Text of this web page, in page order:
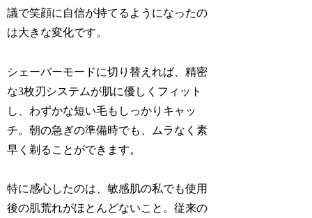
議で笑顔に自信が持てるようになったの
は大きな変化です。
シェーバーモードに切り替えれば、精密
な3枚刃システムが肌に優しくフィット
し、わずかな短い毛もしっかりキャッ
チ。朝の急ぎの準備時でも、ムラなく素
早く剃ることができます。
特に感心したのは、敏感肌の私でも使用
後の肌荒れがほとんどないこと。従来の